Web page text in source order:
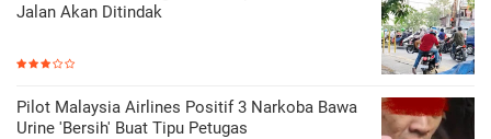
Jalan Akan Ditindak
Pilot Malaysia Airlines Positif 3 Narkoba Bawa
Urine 'Bersih' Buat Tipu Petugas